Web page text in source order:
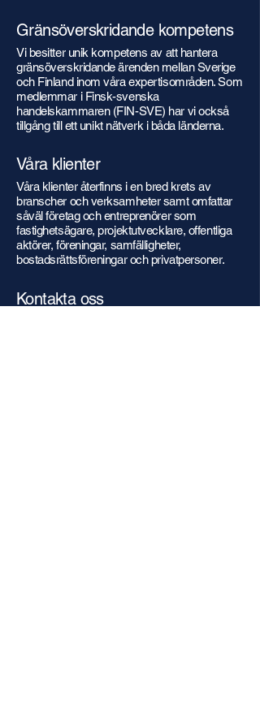
Gränsöverskridande kompetens
Vi besitter unik kompetens av att hantera
gränsöverskridande ärenden mellan Sverige
och Finland inom våra expertisområden. Som
medlemmar i Finsk-svenska
handelskammaren (FIN-SVE) har vi också
tillgång till ett unikt nätverk i båda länderna.
Våra klienter
Våra klienter återfinns i en bred krets av
branscher och verksamheter samt omfattar
såväl företag och entreprenörer som
fastighetsägare, projektutvecklare, offentliga
aktörer, föreningar, samfälligheter,
bostadsrättsföreningar och privatpersoner.
Kontakta oss